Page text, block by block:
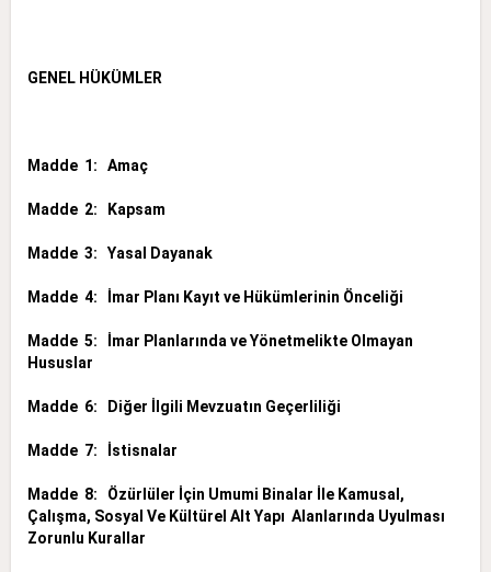
GENEL HÜKÜMLER
Madde 1: Amaç
Madde 2: Kapsam
Madde 3: Yasal Dayanak
Madde 4: İmar Planı Kayıt ve Hükümlerinin Önceliği
Madde 5: İmar Planlarında ve Yönetmelikte Olmayan
Hususlar
Madde 6: Diğer İlgili Mevzuatın Geçerliliği
Madde 7: İstisnalar
Madde 8: Özürlüler İçin Umumi Binalar İle Kamusal,
Çalışma, Sosyal Ve Kültürel Alt Yapı Alanlarında Uyulması
Zorunlu Kurallar